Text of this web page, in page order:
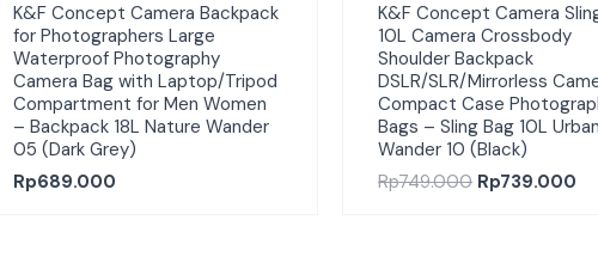
K&F Concept Camera Backpack
for Photographers Large
Waterproof Photography
Camera Bag with Laptop/Tripod
Compartment for Men Women
– Backpack 18L Nature Wander
05 (Dark Grey)
Rp689.000
K&F Concept Camera
10L Camera Crossbody
Shoulder Backpack
DSLR/SLR/Mirrorless
Compact Case
Bags – Sling Bag 10L Urban
Wander 10 (Black)
Rp749.000 Rp739.000